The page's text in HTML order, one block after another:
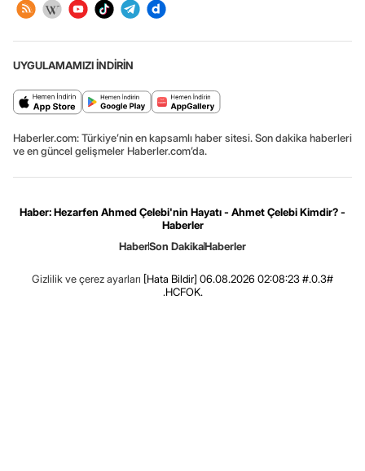
UYGULAMAMIZI İNDİRİN
Haberler.com: Türkiye’nin en kapsamlı haber sitesi. Son dakika haberleri
ve en güncel gelişmeler Haberler.com’da.
Haber: Hezarfen Ahmed Çelebi'nin Hayatı - Ahmet Çelebi Kimdir? -
Haberler
HaberSon DakikaHaberler
Gizlilik ve çerez ayarları [Hata Bildir] 06.08.2026 02:08:23 #.0.3#
.HCFOK.